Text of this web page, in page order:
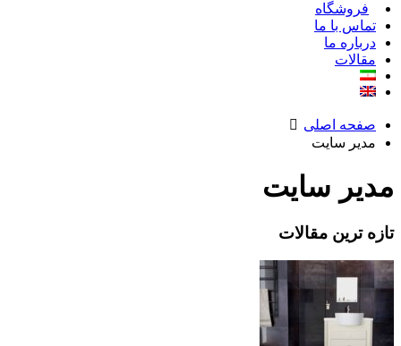
فروشگاه
تماس با ما
درباره ما
مقالات
صفحه اصلی
مدیر سایت
مدیر سایت
تازه ترین مقالات